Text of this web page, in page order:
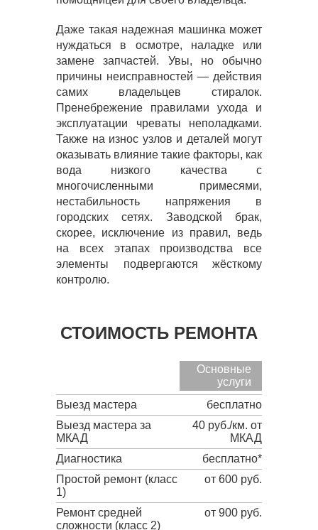
Даже такая надежная машинка может
нуждаться в осмотре, наладке или
замене запчастей. Увы, но обычно
причины неисправностей — действия
самих владельцев стиралок.
Пренебрежение правилами ухода и
эксплуатации чреваты неполадками.
Также на износ узлов и деталей могут
оказывать влияние такие факторы, как
вода низкого качества с
многочисленными примесями,
нестабильность напряжения в
городских сетях. Заводской брак,
скорее, исключение из правил, ведь
на всех этапах производства все
элементы подвергаются жёсткому
контролю.
СТОИМОСТЬ РЕМОНТА
Основные
услуги
Выезд мастера
бесплатно
Выезд мастера за
МКАД
40 руб./км. от
МКАД
Диагностика
бесплатно*
Простой ремонт (класс
1)
от 600 руб.
Ремонт средней
сложности (класс 2)
от 900 руб.